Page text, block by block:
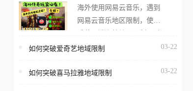
地区无法播放”的提示语。
海外用户如香港、澳门、台
亚、欧洲等国家和地区时，
台一样，出现地区及版权限
海外使用网易云音乐，遇到
网易云音乐地区限制，使用
在海外打开网易云音乐，却
所在的地区无法播放”的提示
如何突破爱奇艺地域限制 03-22
如何突破喜马拉雅地域限制 03-22